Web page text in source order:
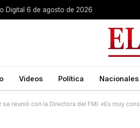
Digital 6 de agosto de 2026
Videos Política Nacionales
se reunió con la Directora del FMI: «Es muy